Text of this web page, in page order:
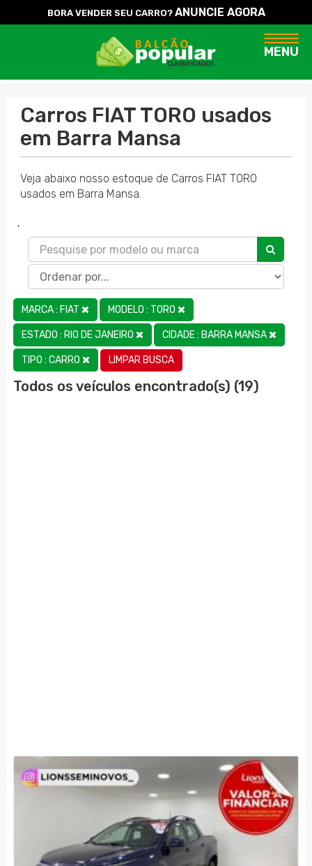
BORA VENDER SEU CARRO? ANUNCIE AGORA
MENU
Carros FIAT TORO usados
em Barra Mansa
Veja abaixo nosso estoque de Carros FIAT TORO
usados em Barra Mansa.
'
MARCA : FIAT MODELO : TORO
ESTADO : RIO DE JANEIRO CIDADE : BARRA MANSA
TIPO : CARRO LIMPAR BUSCA
Todos os veículos encontrado(s) (19)